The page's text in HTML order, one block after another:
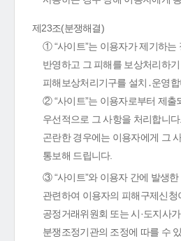
제23조(분쟁해결)
① “사이트”는 이용자가 제기하는
반영하고 그 피해를 보상처리하
피해보상처리기구를 설치․운영합
② “사이트”는 이용자로부터 제출
우선적으로 그 사항을 처리합니
곤란한 경우에는 이용자에게 그
통보해 드립니다.
③ “사이트”와 이용자 간에 발생
관련하여 이용자의 피해구제신청
공정거래위원회 또는 시·도지사
분쟁조정기관의 조정에 따를 수